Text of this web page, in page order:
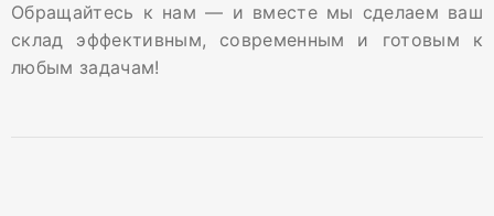
Обращайтесь к нам — и вместе мы сделаем ваш
склад эффективным, современным и готовым к
любым задачам!